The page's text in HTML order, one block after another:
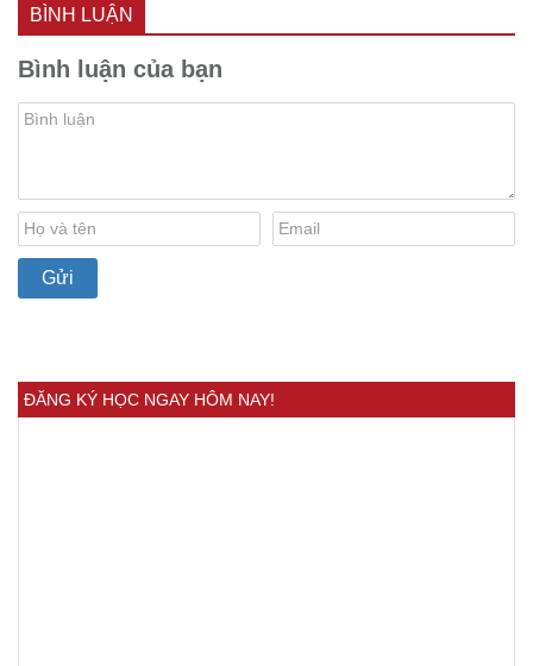
BÌNH LUẬN
Bình luận của bạn
ĐĂNG KÝ HỌC NGAY HÔM NAY!